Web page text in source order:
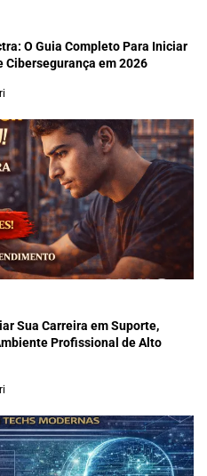
O Guia Completo Para Iniciar
Cibersegurança em 2026
Sua Carreira em Suporte,
Profissional de Alto